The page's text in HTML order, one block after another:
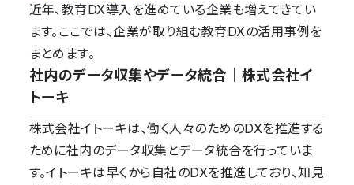
近年、教育DX導入を進めている企業も増えてきてい
ます。ここでは、企業が取り組む教育DXの活用事例を
まとめます。
社内のデータ収集やデータ統合｜株式会社イ
トーキ
株式会社イトーキは、働く人々のためのDXを推進する
ために社内のデータ収集とデータ統合を行っていま
す。イトーキは早くから自社のDXを推進しており、知見